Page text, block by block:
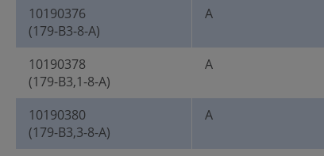
10190376
(179-B3-8-A)
A
10190378
(179-B3,1-8-A)
A
10190380
(179-B3,3-8-A)
A